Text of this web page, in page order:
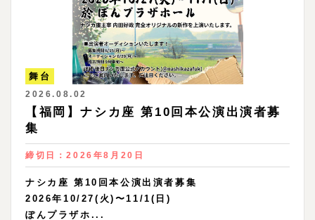
舞台
2026.08.02
【福岡】ナシカ座 第10回本公演出演者募
集
締切日：2026年8月20日
ナシカ座 第10回本公演出演者募集
2026年10/27(火)〜11/1(日)
ぽんプラザホ...